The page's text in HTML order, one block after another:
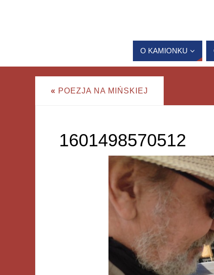
O KAMIONKU
« POEZJA NA MIŃSKIEJ
1601498570512